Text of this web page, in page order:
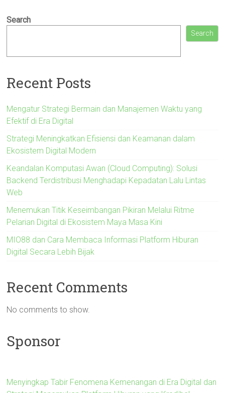
Search
Search
Recent Posts
Mengatur Strategi Bermain dan Manajemen Waktu yang
Efektif di Era Digital
Strategi Meningkatkan Efisiensi dan Keamanan dalam
Ekosistem Digital Modern
Keandalan Komputasi Awan (Cloud Computing): Solusi
Backend Terdistribusi Menghadapi Kepadatan Lalu Lintas
Web
Menemukan Titik Keseimbangan Pikiran Melalui Ritme
Pelarian Digital di Ekosistem Maya Masa Kini
MIO88 dan Cara Membaca Informasi Platform Hiburan
Digital Secara Lebih Bijak
Recent Comments
No comments to show.
Sponsor
Menyingkap Tabir Fenomena Kemenangan di Era Digital dan